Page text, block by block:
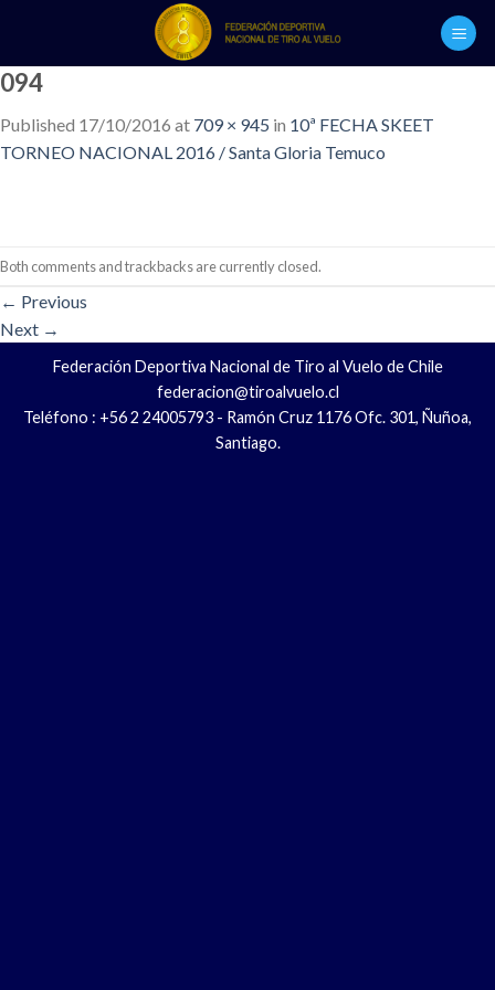
content
094
Published 17/10/2016 at 709 × 945 in 10ª FECHA SKEET
TORNEO NACIONAL 2016 / Santa Gloria Temuco
Both comments and trackbacks are currently closed.
← Previous
Next →
Federación Deportiva Nacional de Tiro al Vuelo de Chile
federacion@tiroalvuelo.cl
Teléfono : +56 2 24005793 - Ramón Cruz 1176 Ofc. 301, Ñuñoa,
Santiago.